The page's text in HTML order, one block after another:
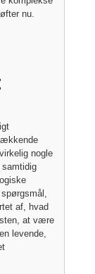
nu.
nogle
af, hvad
at være
levende,